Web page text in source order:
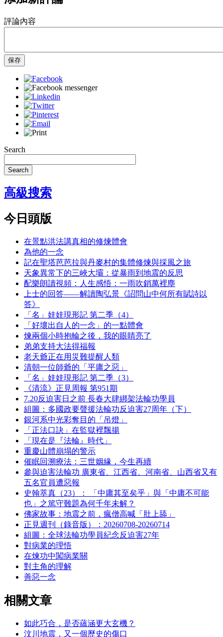
評論內容
保存
Search
Search
高級搜索
今日頭版
在景點洪法講真相的修煉體會
為他的一念
記在聖塔芭芭拉與丹麥村的集體修煉與採風之旅
天象異常下的三峽大壩：從暴雨到地震的反思
配樂朗讀視頻：人生感悟：一雨吹銷萬裡塵
上士的回答——解讀陶弘景《詔問山中何所有賦詩以
答》
「名」娃娃現形記 第二季（4）
「好壞出自人的一念」的一點體會
煉兩個小時抱輪之後，我的眼睛亮了
弟弟支持大法得福報
老天爺正在用災難提醒人類
清朝一位師爺的「平庸之惡」
「名」娃娃現形記 第二季（3）
《清流》正見周報 第951期
7.20反迫害日之前 長春大肆綁架法輪功學員
組圖：多國政要聲援法輪功反迫害27周年（下）
銀河系中光彩奪目的「吊燈」
「正法口訣」在監獄裡飄揚
「現在是『法輪』時代」
重慶山體崩塌的警示
催眠回溯療法：三世姻緣，今生再續
參與迫害法輪功 廣東省、江西省、河南省、山西省又有
五名官員遭惡報
史翰萃真（23）： 「中庸其至矣乎」與「中庸不可能
也」之篤守難題為何千年未解？
佛家故事：地震之前，瘋僧高喊「肚上舔」
正見週刊（錄音版）：20260708-20260714
組圖：全球法輪功學員紀念反迫害27年
對病業的理悟
在煉功中闖病業關
對主角的理解
善惡一念
相關文章
如此巧合，是否蘊涵更大玄機？
汶川地震，又一個歷史的傷口